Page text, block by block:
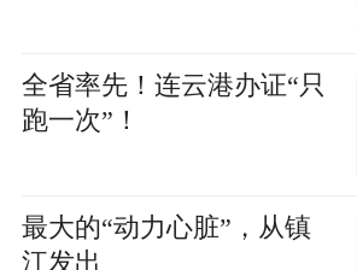
全省率先！连云港办证“只
跑一次”！
最大的“动力心脏”，从镇
江发出